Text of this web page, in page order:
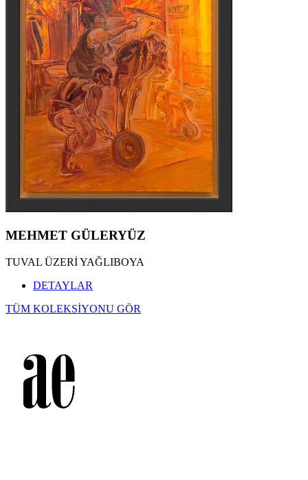
MEHMET GÜLERYÜZ
TUVAL ÜZERİ YAĞLIBOYA
DETAYLAR
TÜM KOLEKSİYONU GÖR